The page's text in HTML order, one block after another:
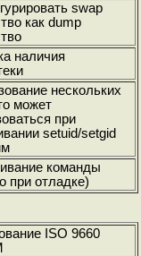
swap
как dump
наличия
нескольких
может
при
setuid/setgid
команды
при отладке)
ISO 9660